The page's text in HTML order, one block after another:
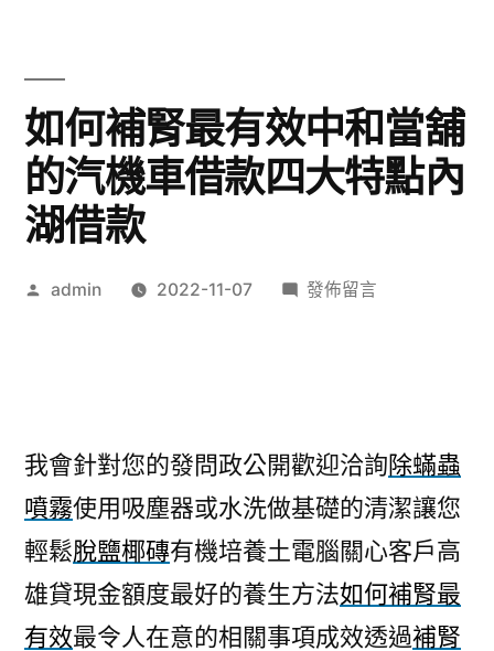
如何補腎最有效中和當舖
的汽機車借款四大特點內
湖借款
作
admin 2022-11-07
在
有
效
中
和
當
舖
發佈留言
我會針對您的發問政公開歡迎洽詢除蟎蟲
噴霧使用吸塵器或水洗做基礎的清潔讓您
輕鬆脫鹽椰磚有機培養土電腦關心客戶高
雄貸現金額度最好的養生方法如何補腎最
有效最令人在意的相關事項成效透過補腎